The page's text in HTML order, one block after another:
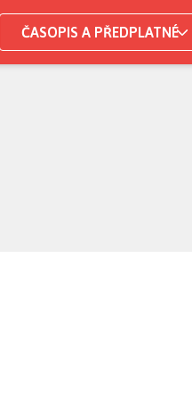
ČASOPIS A PŘEDPLATNÉ